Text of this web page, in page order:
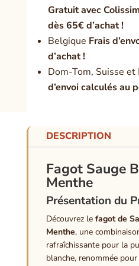
Gratuit avec
dès 65€ d’achat !
Belgique Frais
d’achat !
Dom-Tom, Suisse
d’envoi calculés au
DESCRIPTION
Fagot Sauge
Menthe
Présentation du
Découvrez le fagot de
Menthe, une
rafraîchissante pour la
blanche, renommée